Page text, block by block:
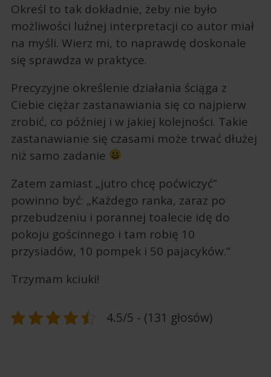
Określ to tak dokładnie, żeby nie było
możliwości luźnej interpretacji co autor miał
na myśli. Wierz mi, to naprawdę doskonale
się sprawdza w praktyce.
Precyzyjne określenie działania ściąga z
Ciebie ciężar zastanawiania się co najpierw
zrobić, co później i w jakiej kolejności. Takie
zastanawianie się czasami może trwać dłużej
niż samo zadanie
Zatem zamiast „jutro chcę poćwiczyć”
powinno być: „Każdego ranka, zaraz po
przebudzeniu i porannej toalecie idę do
pokoju gościnnego i tam robię 10
przysiadów, 10 pompek i 50 pajacyków.”
Trzymam kciuki!
4.5/5 - (131 głosów)